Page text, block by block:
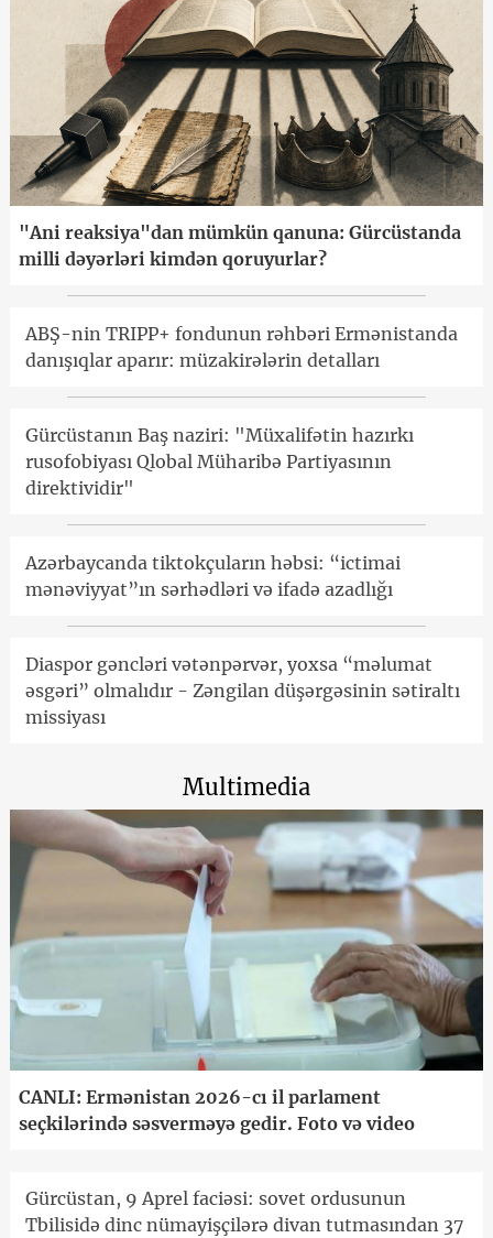
"Ani reaksiya"dan mümkün qanuna: Gürcüstanda
milli dəyərləri kimdən qoruyurlar?
ABŞ-nin TRIPP+ fondunun rəhbəri Ermənistanda
danışıqlar aparır: müzakirələrin detalları
Gürcüstanın Baş naziri: "Müxalifətin hazırkı
rusofobiyası Qlobal Müharibə Partiyasının
direktividir"
Azərbaycanda tiktokçuların həbsi: “ictimai
mənəviyyat”ın sərhədləri və ifadə azadlığı
Diaspor gəncləri vətənpərvər, yoxsa “məlumat
əsgəri” olmalıdır - Zəngilan düşərgəsinin sətiraltı
missiyası
Multimedia
CANLI: Ermənistan 2026-cı il parlament
seçkilərində səsverməyə gedir. Foto və video
Gürcüstan, 9 Aprel faciəsi: sovet ordusunun
Tbilisidə dinc nümayişçilərə divan tutmasından 37